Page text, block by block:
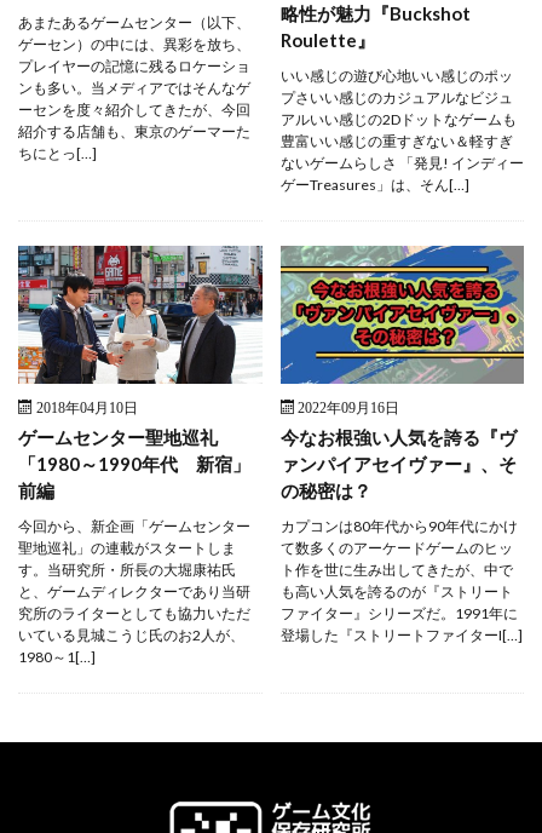
あまたあるゲームセンター（以下、
ゲーセン）の中には、異彩を放ち、
プレイヤーの記憶に残るロケーショ
ンも多い。当メディアではそんなゲ
ーセンを度々紹介してきたが、今回
紹介する店舗も、東京のゲーマーた
ちにとっ[…]
略性が魅力『Buckshot
Roulette』
いい感じの遊び心地いい感じのポッ
プさいい感じのカジュアルなビジュ
アルいい感じの2Dドットなゲームも
豊富いい感じの重すぎない＆軽すぎ
ないゲームらしさ 「発見! インディー
ゲーTreasures」は、そん[…]
2018年04月10日
ゲームセンター聖地巡礼
「1980～1990年代 新宿」
前編
今回から、新企画「ゲームセンター
聖地巡礼」の連載がスタートしま
す。当研究所・所長の大堀康祐氏
と、ゲームディレクターであり当研
究所のライターとしても協力いただ
いている見城こうじ氏のお2人が、
1980～1[…]
2022年09月16日
今なお根強い人気を誇る『ヴ
ァンパイアセイヴァー』、そ
の秘密は？
カプコンは80年代から90年代にかけ
て数多くのアーケードゲームのヒッ
ト作を世に生み出してきたが、中で
も高い人気を誇るのが『ストリート
ファイター』シリーズだ。1991年に
登場した『ストリートファイターI[…]